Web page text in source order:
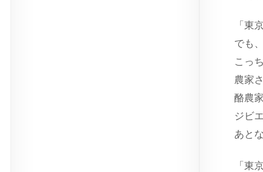
「東
でも
こっ
農家
酪農
ジビ
あと
「東